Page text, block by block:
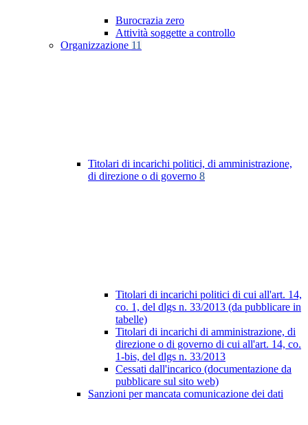
Burocrazia zero
Attività soggette a controllo
Organizzazione 11
Titolari di incarichi politici, di amministrazione,
di direzione o di governo 8
Titolari di incarichi politici di cui all'art. 14,
co. 1, del dlgs n. 33/2013 (da pubblicare in
tabelle)
Titolari di incarichi di amministrazione, di
direzione o di governo di cui all'art. 14, co.
1-bis, del dlgs n. 33/2013
Cessati dall'incarico (documentazione da
pubblicare sul sito web)
Sanzioni per mancata comunicazione dei dati